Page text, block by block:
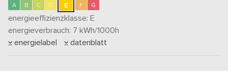
A B C D E F G
energieeffizienzklasse: E
energieverbrauch: 7 kWh/1000h
energielabel
datenblatt